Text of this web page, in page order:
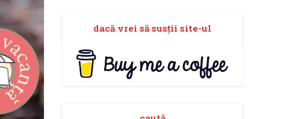
dacă vrei să susţii site-ul